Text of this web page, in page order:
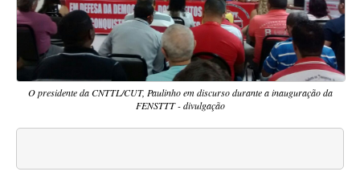
O presidente da CNTTL/CUT, Paulinho em discurso durante a inauguração da
FENSTTT - divulgação